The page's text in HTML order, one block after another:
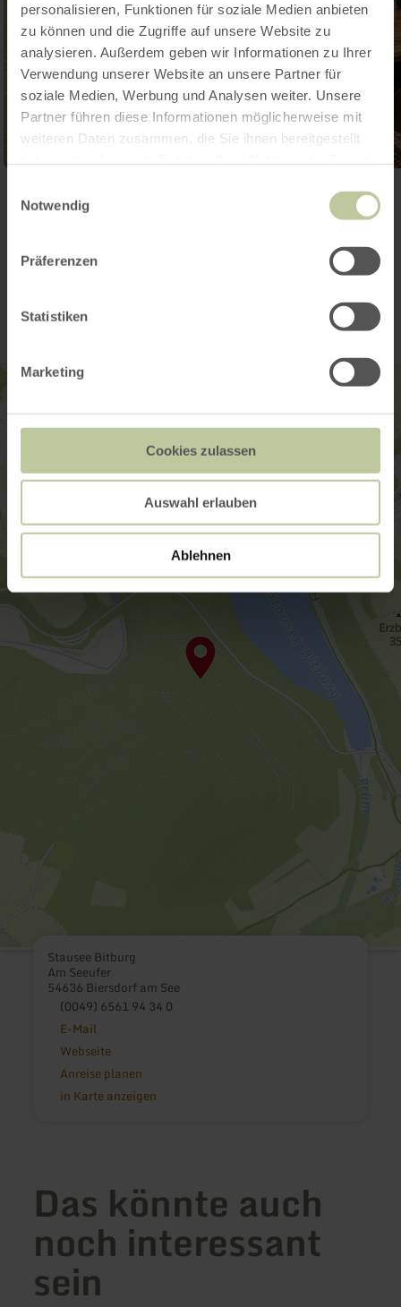
personalisieren, Funktionen für soziale Medien anbieten
zu können und die Zugriffe auf unsere Website zu
analysieren. Außerdem geben wir Informationen zu Ihrer
Verwendung unserer Website an unsere Partner für
soziale Medien, Werbung und Analysen weiter. Unsere
Partner führen diese Informationen möglicherweise mit
weiteren Daten zusammen, die Sie ihnen bereitgestellt
Notwendig
Präferenzen
Statistiken
Marketing
Cookies zulassen
Auswahl erlauben
Ablehnen
Kontakt
Stausee Bitburg
Am Seeufer
54636 Biersdorf am See
(0049) 6561 94 34 0
E-Mail
Webseite
Anreise planen
in Karte anzeigen
Das könnte auch
noch interessant
sein